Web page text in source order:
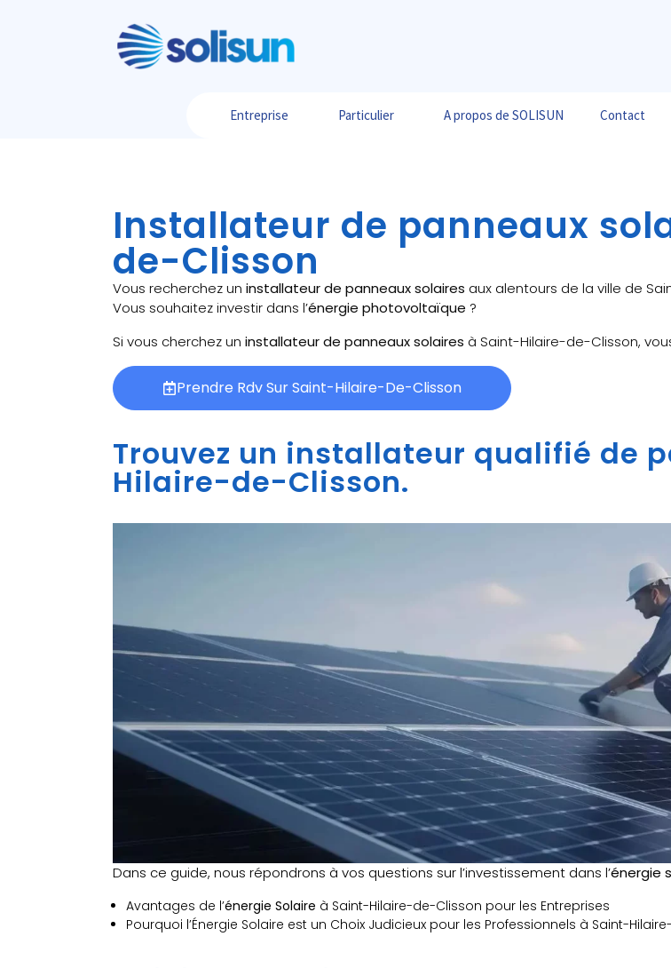
Entreprise Particulier A propos de SOLISUN Contact
Installateur de panneaux
de-Clisson
Vous recherchez un installateur de panneaux solaires aux alentours de la ville de
Vous souhaitez investir dans l’énergie photovoltaïque ?
Si vous cherchez un installateur de panneaux solaires à Saint-Hilaire-de-Clisson,
Prendre Rdv Sur Saint-Hilaire-De-Clisson
Trouvez un installateur qualifié de
Hilaire-de-Clisson.
Dans ce guide, nous répondrons à vos questions sur l’investissement dans l’énergie
Avantages de l’énergie Solaire à Saint-Hilaire-de-Clisson pour les Entreprises
Pourquoi l’Énergie Solaire est un Choix Judicieux pour les Professionnels à Saint-